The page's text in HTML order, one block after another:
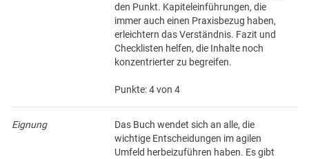
den Punkt. Kapiteleinführungen, die
immer auch einen Praxisbezug haben,
erleichtern das Verständnis. Fazit und
Checklisten helfen, die Inhalte noch
konzentrierter zu begreifen.
Punkte: 4 von 4
Eignung
Das Buch wendet sich an alle, die
wichtige Entscheidungen im agilen
Umfeld herbeizuführen haben. Es gibt